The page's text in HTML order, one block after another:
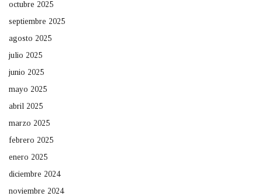
octubre 2025
septiembre 2025
agosto 2025
julio 2025
junio 2025
mayo 2025
abril 2025
marzo 2025
febrero 2025
enero 2025
diciembre 2024
noviembre 2024